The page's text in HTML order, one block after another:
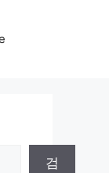
검